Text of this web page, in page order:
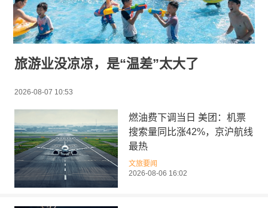
旅游业没凉凉，是“温差”太大了
2026-08-07 10:53
燃油费下调当日 美团：机票
搜索量同比涨42%，京沪航线
最热
文旅要闻
2026-08-06 16:02